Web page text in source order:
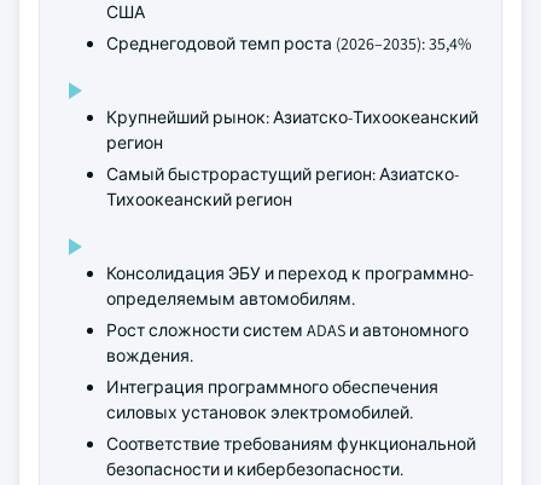
США
Среднегодовой темп роста (2026–2035): 35,4%
Крупнейший рынок: Азиатско-Тихоокеанский
регион
Самый быстрорастущий регион: Азиатско-
Тихоокеанский регион
Консолидация ЭБУ и переход к программно-
определяемым автомобилям.
Рост сложности систем ADAS и автономного
вождения.
Интеграция программного обеспечения
силовых установок электромобилей.
Соответствие требованиям функциональной
безопасности и кибербезопасности.